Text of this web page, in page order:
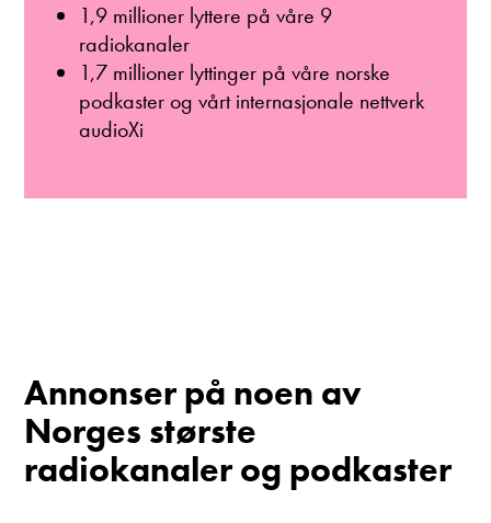
1,9 millioner lyttere på våre 9
radiokanaler
1,7 millioner lyttinger på våre norske
podkaster og vårt internasjonale nettverk
audioXi
Annonser på noen av
Norges største
radiokanaler og podkaster